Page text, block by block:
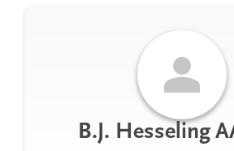
B.J. Hesseling